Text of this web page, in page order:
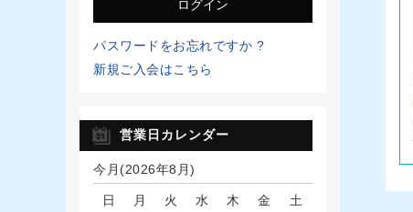
パスワードをお忘れですか ?
新規ご入会はこちら
営業日カレンダー
今月(2026年8月)
日 月 火 水 木 金 土